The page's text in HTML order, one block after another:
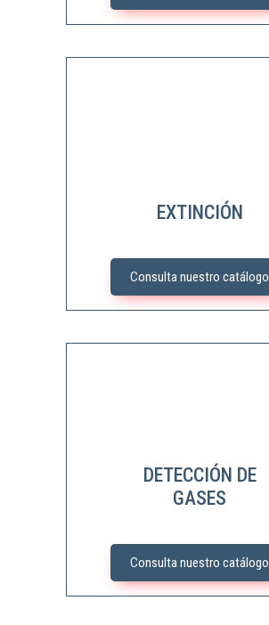
EXTINCIÓN
Consulta nuestro catálogo
DETECCIÓN DE
GASES
Consulta nuestro catálogo